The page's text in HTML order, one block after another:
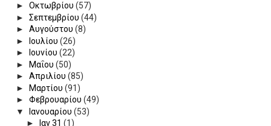
► Οκτωβρίου (57)
► Σεπτεμβρίου (44)
► Αυγούστου (8)
►
Ιουλίου (26)
►
Ιουνίου (22)
►
Μαΐου (50)
► Απριλίου (85)
►
Μαρτίου (91)
► Φεβρουαρίου (49)
▼
Ιανουαρίου (53)
►
Ιαν 31 (1)